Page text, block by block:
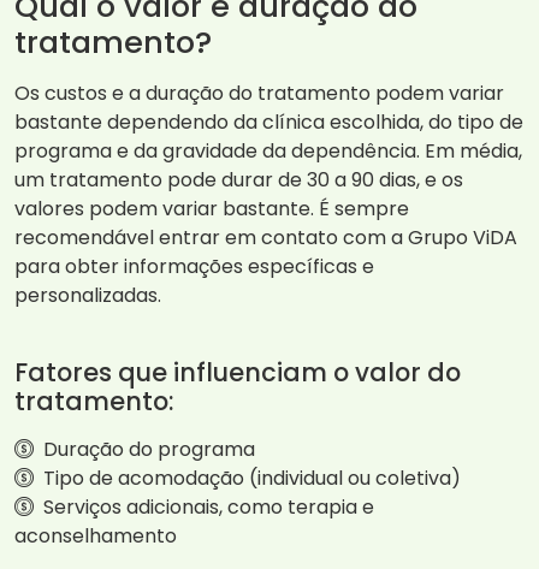
tratamento?
Os custos e a duração do tratamento podem variar
bastante dependendo da clínica escolhida, do tipo de
programa e da gravidade da dependência. Em média,
um tratamento pode durar de 30 a 90 dias, e os
valores podem variar bastante. É sempre
recomendável entrar em contato com a Grupo ViDA
para obter informações específicas e
personalizadas.
Fatores que influenciam o valor do
tratamento:
Duração do programa
Tipo de acomodação (individual ou coletiva)
Serviços adicionais, como terapia e
aconselhamento